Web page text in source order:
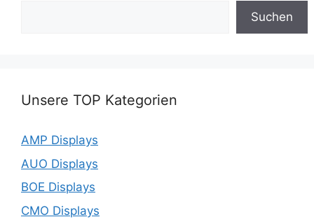
Suchen
Unsere TOP Kategorien
AMP Displays
AUO Displays
BOE Displays
CMO Displays